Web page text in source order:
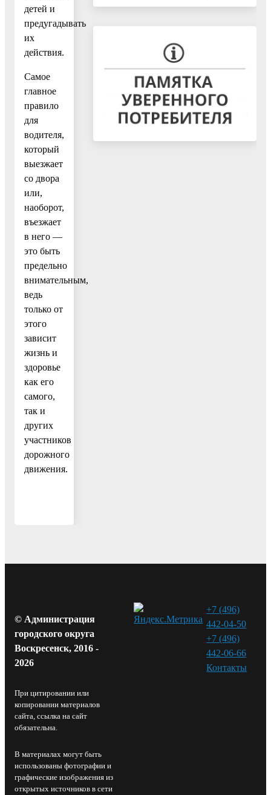
детей и
предугадывать
их
действия.
Самое
главное
правило
для
водителя,
который
выезжает
со двора
или,
наоборот,
въезжает
в него —
это быть
предельно
внимательным,
ведь
только от
этого
зависит
жизнь и
здоровье
как его
самого,
так и
других
участников
дорожного
движения.
© Администрация
городского округа
Воскресенск, 2016 -
2026
При цитировании или
копировании материалов
сайта, ссылка на сайт
обязательна.
В материалах могут быть
использованы фотографии и
графические изображения из
открытых источников в сети
+7 (496)
442-04-50
+7 (496)
442-06-66
Контакты⁠